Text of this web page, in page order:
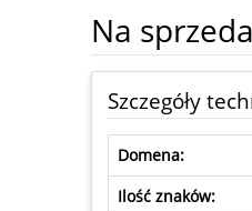
Na
Szczegóły
Domena:
Ilość znaków: